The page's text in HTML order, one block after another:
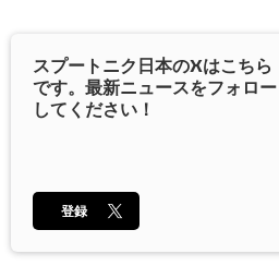
スプートニク日本のXはこちら
です。最新ニュースをフォロー
してください！
登録